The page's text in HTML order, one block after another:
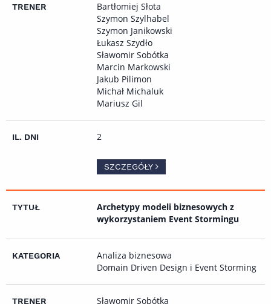
Bartłomiej Słota
Szymon Szylhabel
Szymon Janikowski
Łukasz Szydło
Sławomir Sobótka
Marcin Markowski
Jakub Pilimon
Michał Michaluk
Mariusz Gil
2
SZCZEGÓŁY
Archetypy modeli biznesowych z
wykorzystaniem Event Stormingu
Analiza biznesowa
Domain Driven Design i Event Storming
Sławomir Sobótka